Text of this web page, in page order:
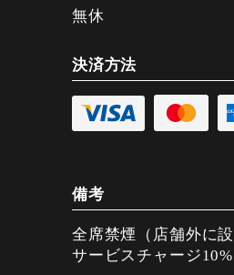
無休
決済方法
備考
全席禁煙（店舗外に設
サービスチャージ10%